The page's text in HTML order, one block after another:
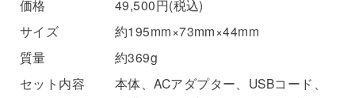
価格
49,500円(税込)
サイズ
約195mm×73mm×44mm
質量
約369g
セット内容
本体、ACアダプター、USBコード、